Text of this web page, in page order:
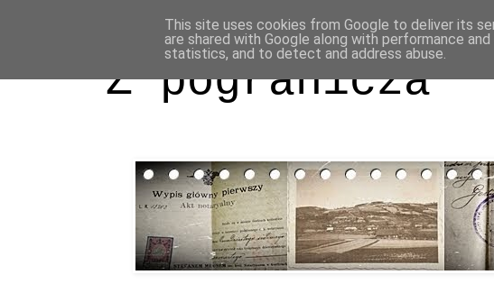
Z pogranicza
This site uses cookies from Google to deliver its
are shared with Google along with performance
statistics, and to detect and address abuse.